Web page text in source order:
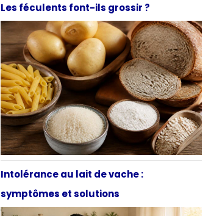
Les féculents font-ils grossir ?
Intolérance au lait de vache :
symptômes et solutions